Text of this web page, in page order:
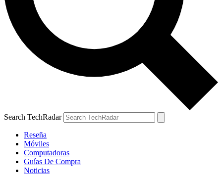
Search TechRadar
Reseña
Móviles
Computadoras
Guías De Compra
Noticias